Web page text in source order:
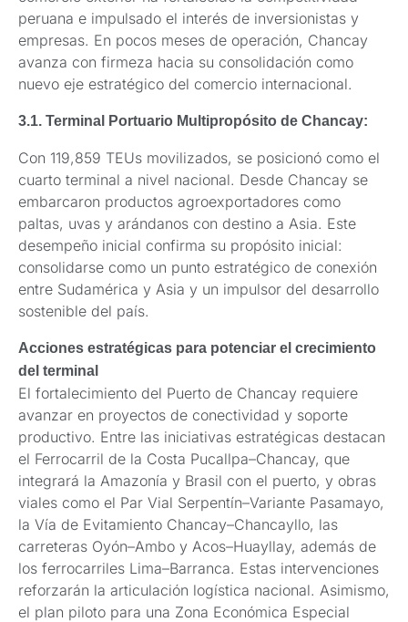
peruana e impulsado el interés de inversionistas y
empresas. En pocos meses de operación, Chancay
avanza con firmeza hacia su consolidación como
nuevo eje estratégico del comercio internacional.
3.1. Terminal Portuario Multipropósito de Chancay:
Con 119,859 TEUs movilizados, se posicionó como el
cuarto terminal a nivel nacional. Desde Chancay se
embarcaron productos agroexportadores como
paltas, uvas y arándanos con destino a Asia. Este
desempeño inicial confirma su propósito inicial:
consolidarse como un punto estratégico de conexión
entre Sudamérica y Asia y un impulsor del desarrollo
sostenible del país.
Acciones estratégicas para potenciar el crecimiento
del terminal
El fortalecimiento del Puerto de Chancay requiere
avanzar en proyectos de conectividad y soporte
productivo. Entre las iniciativas estratégicas destacan
el Ferrocarril de la Costa Pucallpa–Chancay, que
integrará la Amazonía y Brasil con el puerto, y obras
viales como el Par Vial Serpentín–Variante Pasamayo,
la Vía de Evitamiento Chancay–Chancayllo, las
carreteras Oyón–Ambo y Acos–Huayllay, además de
los ferrocarriles Lima–Barranca. Estas intervenciones
reforzarán la articulación logística nacional. Asimismo,
el plan piloto para una Zona Económica Especial